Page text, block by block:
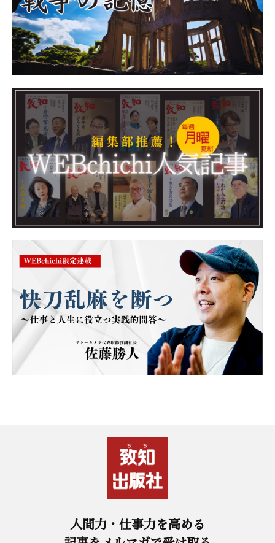
人間力・仕事力を高める